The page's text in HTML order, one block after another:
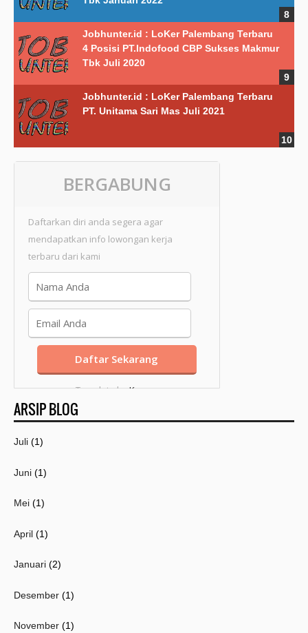
Jobhunter.id : LoKer Palembang Terbaru
4 Posisi PT.Indofood CBP Sukses Makmur
Tbk Juli 2020
Jobhunter.id : LoKer Palembang Terbaru
PT. Unitama Sari Mas Juli 2021
BERGABUNG
Daftarkan diri anda segera agar
mendapatkan info lowongan kerja
terbaru dari kami
Template byKang
Mousir
ARSIP BLOG
Juli (1)
Juni (1)
Mei (1)
April (1)
Januari (2)
Desember (1)
November (1)